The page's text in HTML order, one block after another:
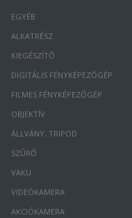
EGYÉB
ALKATRÉSZ
KIEGÉSZÍTŐ
DIGITÁLIS FÉNYKÉPEZŐGÉP
FILMES FÉNYKÉPEZŐGÉP
OBJEKTÍV
ÁLLVÁNY, TRIPOD
SZŰRŐ
VAKU
VIDEÓKAMERA
AKCIÓKAMERA